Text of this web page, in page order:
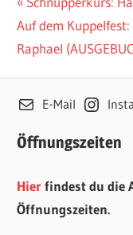
Beitrag:
Nächster
Beitrag:
Auf dem
Raphael
E-Mail
Öffnungszeiten
Hierfindest du die
Öffnungszeiten.